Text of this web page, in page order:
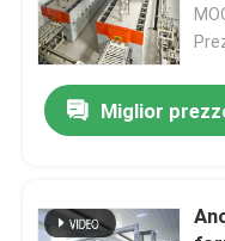
Miglior